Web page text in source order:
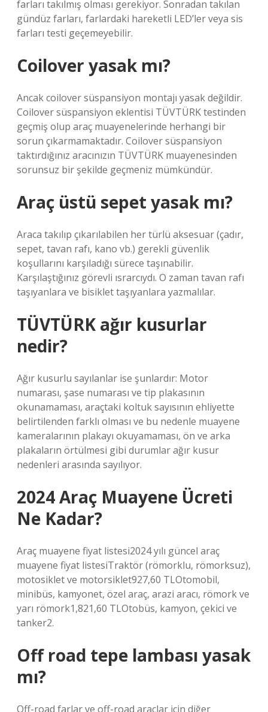
farları takılmış olması gerekiyor. Sonradan takılan
gündüz farları, farlardaki hareketli LED’ler veya sis
farları testi geçemeyebilir.
Coilover yasak mı?
Ancak coilover süspansiyon montajı yasak değildir.
Coilover süspansiyon eklentisi TÜVTÜRK testinden
geçmiş olup araç muayenelerinde herhangi bir
sorun çıkarmamaktadır. Coilover süspansiyon
taktırdığınız aracınızın TÜVTÜRK muayenesinden
sorunsuz bir şekilde geçmeniz mümkündür.
Araç üstü sepet yasak mı?
Araca takılıp çıkarılabilen her türlü aksesuar (çadır,
sepet, tavan rafı, kano vb.) gerekli güvenlik
koşullarını karşıladığı sürece taşınabilir.
Karşılaştığınız görevli ısrarcıydı. O zaman tavan rafı
taşıyanlara ve bisiklet taşıyanlara yazmalılar.
TÜVTÜRK ağır kusurlar
nedir?
Ağır kusurlu sayılanlar ise şunlardır: Motor
numarası, şase numarası ve tip plakasının
okunamaması, araçtaki koltuk sayısının ehliyette
belirtilenden farklı olması ve bu nedenle muayene
kameralarının plakayı okuyamaması, ön ve arka
plakaların örtülmesi gibi durumlar ağır kusur
nedenleri arasında sayılıyor.
2024 Araç Muayene Ücreti
Ne Kadar?
Araç muayene fiyat listesi2024 yılı güncel araç
muayene fiyat listesiTraktör (römorklu, römorksuz),
motosiklet ve motorsiklet927,60 TLOtomobil,
minibüs, kamyonet, özel araç, arazi aracı, römork ve
yarı römork1,821,60 TLOtobüs, kamyon, çekici ve
tanker2.
Off road tepe lambası yasak
mı?
Off-road farlar ve off-road araçlar için diğer